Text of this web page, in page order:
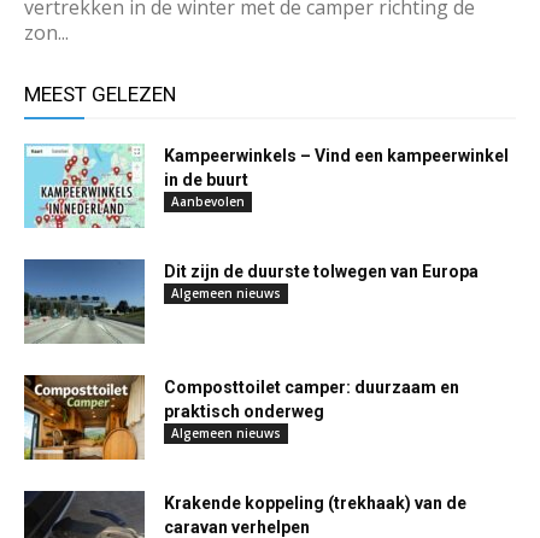
vertrekken in de winter met de camper richting de
zon...
MEEST GELEZEN
Kampeerwinkels – Vind een kampeerwinkel
in de buurt
Aanbevolen
Dit zijn de duurste tolwegen van Europa
Algemeen nieuws
Composttoilet camper: duurzaam en
praktisch onderweg
Algemeen nieuws
Krakende koppeling (trekhaak) van de
caravan verhelpen